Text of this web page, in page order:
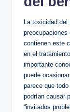
La toxicidad
contienen este
en el⁣
importante
puede
parece que
‍podrían causar
“invitados